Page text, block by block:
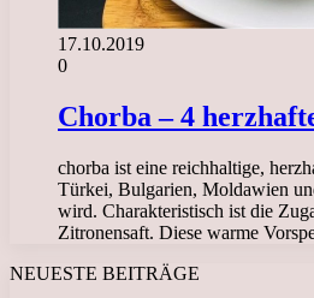
17.10.2019
0
Chorba – 4
chorba ist eine reichhaltige,
Türkei, Bulgarien, Moldawien
wird. Charakteristisch ist die
Zitronensaft. Diese warme
NEUESTE BEITRÄGE